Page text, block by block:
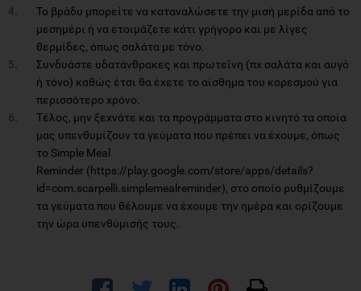
Το βράδυ μπορείτε να καταναλώσετε την μισή μερίδα από το
μεσημέρι ή να ετοιμάζετε κάτι γρήγορο και με λίγες
θερμίδες, όπως σαλάτα με τόνο.
Συνδυάστε υδατάνθρακες και πρωτεΐνη (πχ σαλάτα και αυγό
ή τόνο) καθώς έτσι θα έχετε το αίσθημα του κορεσμού για
περισσότερο χρόνο.
Τέλος, μην ξεχνάτε και τα προγράμματα στο κινητό τα οποία
μας υπενθυμίζουν τα γεύματα που πρέπει να έχουμε, όπως
το Simple Meal
Reminder (https://play.google.com/store/apps/details?
id=com.scarpelli.simplemealreminder), στο οποίο ρυθμίζουμε
τα γεύματα που θέλουμε να έχουμε την ημέρα και ορίζουμε
την ώρα υπενθύμισής τους.